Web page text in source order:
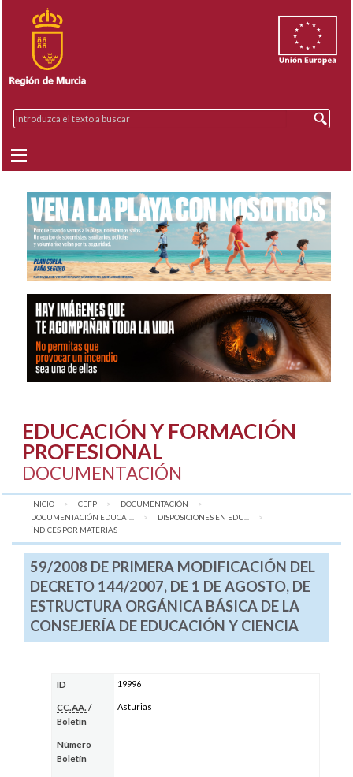
EDUCACIÓN Y FORMACIÓN
PROFESIONAL
DOCUMENTACIÓN
INICIO CEFP
DOCUMENTACIÓN
DOCUMENTACIÓN EDUCAT...
DISPOSICIONES EN EDU...
AQUÍ:
ÍNDICES POR MATERIAS
59/2008 DE PRIMERA MODIFICACIÓN DEL
DECRETO 144/2007, DE 1 DE AGOSTO, DE
ESTRUCTURA ORGÁNICA BÁSICA DE LA
CONSEJERÍA DE EDUCACIÓN Y CIENCIA
ID 19996
CC.AA. /
Boletín
Asturias
Número
Boletín